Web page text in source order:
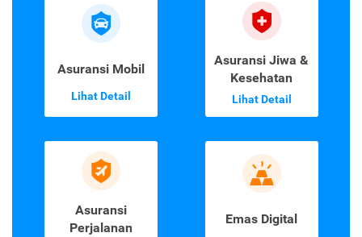
Asuransi Mobil
Lihat Detail
Asuransi Jiwa &
Kesehatan
Lihat Detail
Asuransi
Perjalanan
Emas Digital